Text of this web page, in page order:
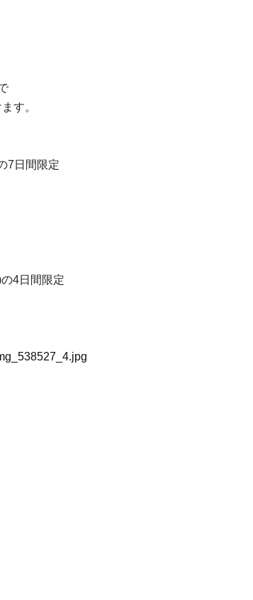
す。
7日間限定
4日間限定